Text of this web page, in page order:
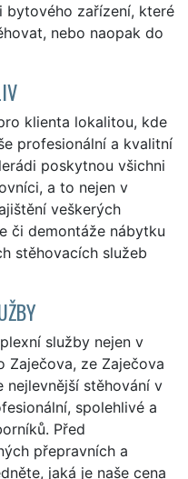
bytového zařízení, které
nebo naopak do
klienta lokalitou, kde
profesionální a kvalitní
poskytnou všichni
a to nejen v
veškerých
či demontáže nábytku
stěhovacích služeb
služby nejen v
Zaječova, ze Zaječova
nejlevnější stěhování v
spolehlivé a
Před
přepravních a
jaká je naše cena